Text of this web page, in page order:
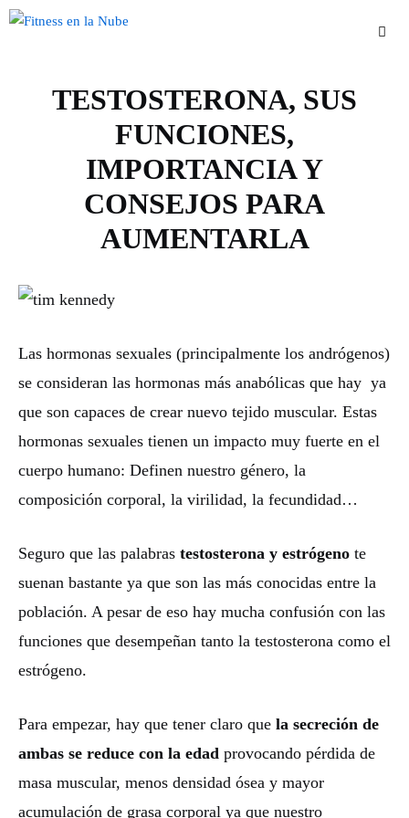
Saltar
TESTOSTERONA, SUS
FUNCIONES,
IMPORTANCIA Y
CONSEJOS PARA
AUMENTARLA
Las hormonas sexuales (principalmente los andrógenos)
se consideran las hormonas más anabólicas que hay ya
que son capaces de crear nuevo tejido muscular. Estas
hormonas sexuales tienen un impacto muy fuerte en el
cuerpo humano: Definen nuestro género, la
composición corporal, la virilidad, la fecundidad…
Seguro que las palabras testosterona y estrógeno te
suenan bastante ya que son las más conocidas entre la
población. A pesar de eso hay mucha confusión con las
funciones que desempeñan tanto la testosterona como el
estrógeno.
Para empezar, hay que tener claro que la secreción de
ambas se reduce con la edad provocando pérdida de
masa muscular, menos densidad ósea y mayor
acumulación de grasa corporal ya que nuestro